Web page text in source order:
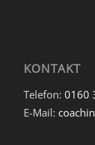
KONTAKT
Telefon: 0160
E-Mail: